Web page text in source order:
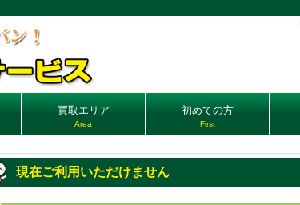
買取エリア
Area
初めての方
First
現在ご利用いただけません